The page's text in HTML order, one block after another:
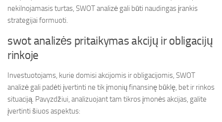
nekilnojamasis turtas, SWOT analizė gali būti naudingas įrankis
strategijai formuoti.
swot analizės pritaikymas akcijų ir obligacijų
rinkoje
Investuotojams, kurie domisi akcijomis ir obligacijomis, SWOT
analizė gali padėti įvertinti ne tik įmonių finansinę būklę, bet ir rinkos
situaciją. Pavyzdžiui, analizuojant tam tikros įmonės akcijas, galite
įvertinti šiuos aspektus: